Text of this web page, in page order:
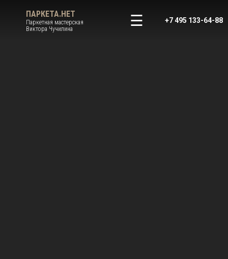
ПАРКЕТА.НЕТ
Паркетная мастерская
Виктора Чучилина
+7 495 133-64-88